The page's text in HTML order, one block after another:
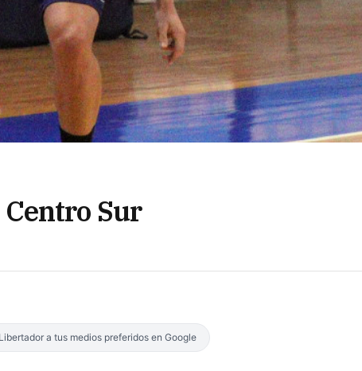
Sur
a tus medios preferidos en Google